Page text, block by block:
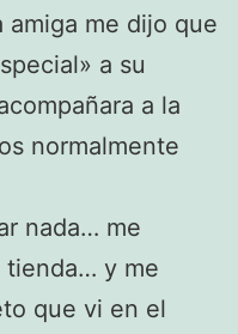
amiga me dijo que
a su
a la
normalmente
nada… me
tienda… y me
que vi en el